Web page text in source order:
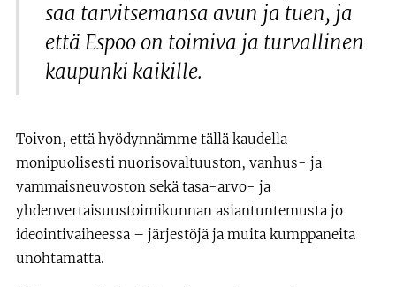
saa tarvitsemansa avun ja tuen, ja
että Espoo on toimiva ja turvallinen
kaupunki kaikille.
Toivon, että hyödynnämme tällä kaudella
monipuolisesti nuorisovaltuuston, vanhus- ja
vammaisneuvoston sekä tasa-arvo- ja
yhdenvertaisuustoimikunnan asiantuntemusta jo
ideointivaiheessa – järjestöjä ja muita kumppaneita
unohtamatta.